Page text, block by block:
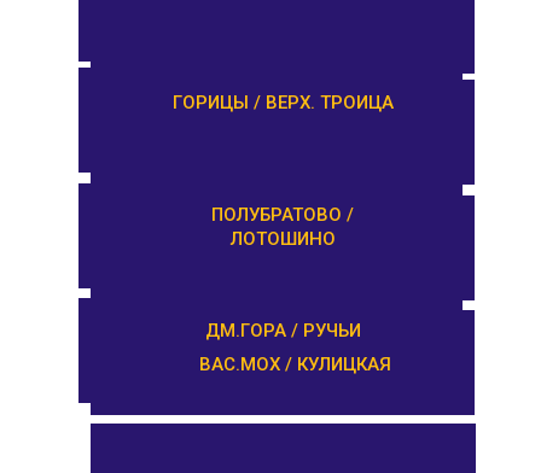
ЗАВИДОВО /
НОВОЗАВИДОВО
РЕДКИНО / ГОРОДНЯ
ПРОЛЕТАРКА / ЧЕРКАССЫ
ГОРИЦЫ / ВЕРХ. ТРОИЦА
ПОЛУБРАТОВО /
ЛОТОШИНО
ДМ.ГОРА / РУЧЬИ
ВАС.МОХ / КУЛИЦКАЯ